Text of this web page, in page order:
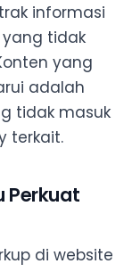
informasi
tidak
yang
adalah
tidak masuk
terkait.
Perkuat
di website